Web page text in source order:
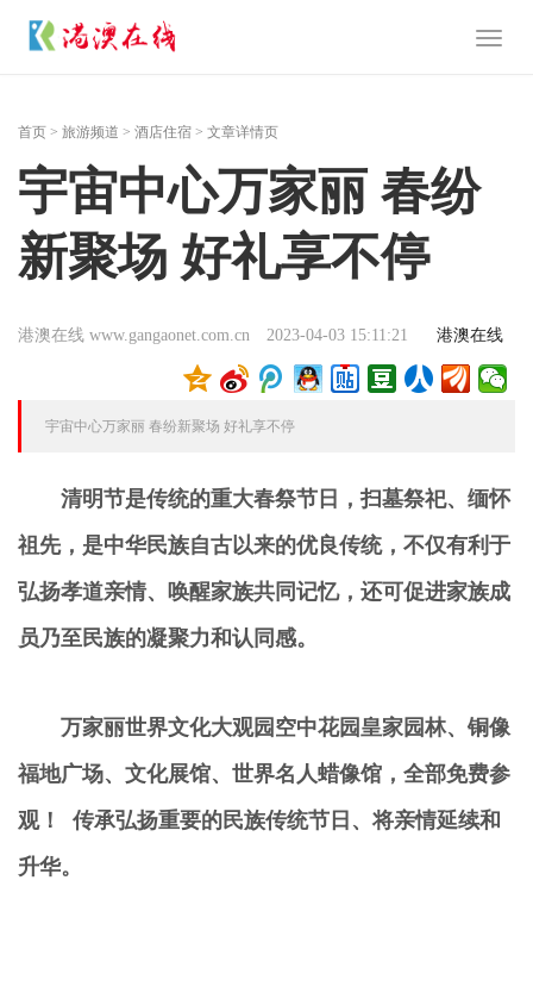
Toggle
首页 > 旅游频道 > 酒店住宿 > 文章详情页
宇宙中心万家丽 春纷
新聚场 好礼享不停
港澳在线 www.gangaonet.com.cn 2023-04-03 15:11:21 港澳在线
宇宙中心万家丽 春纷新聚场 好礼享不停
清明节是传统的重大春祭节日，扫墓祭祀、缅怀
祖先，是中华民族自古以来的优良传统，不仅有利于
弘扬孝道亲情、唤醒家族共同记忆，还可促进家族成
员乃至民族的凝聚力和认同感。
万家丽世界文化大观园空中花园皇家园林、铜像
福地广场、文化展馆、世界名人蜡像馆，全部免费参
观！
传承弘扬重要的民族传统节日、 将亲情延续和
升华。